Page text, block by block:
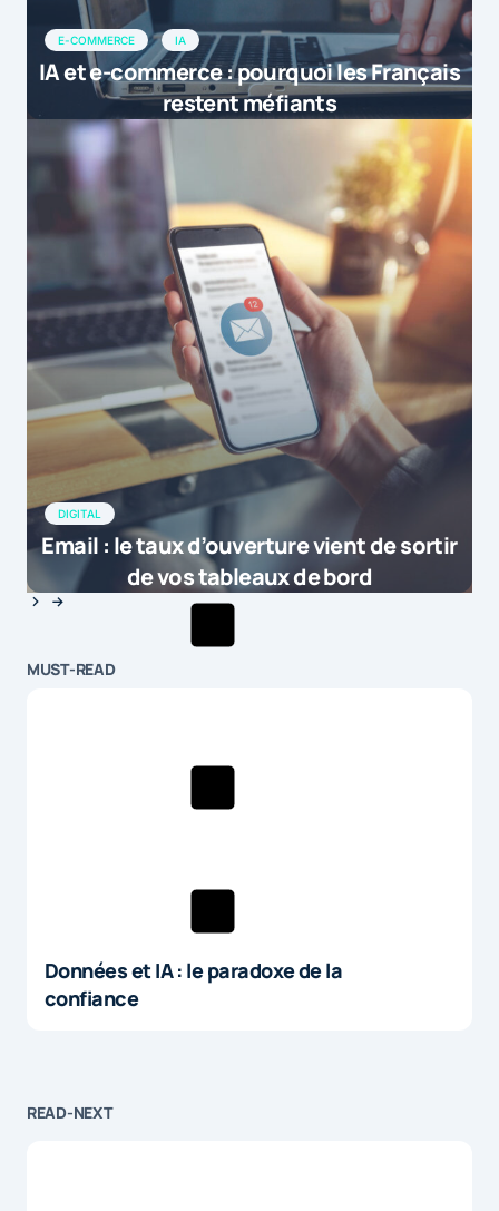
E-COMMERCE IA
IA et e-commerce : pourquoi les Français
restent méfiants
DIGITAL
Email : le taux d’ouverture vient de sortir
de vos tableaux de bord
MUST-READ
Données et IA : le paradoxe de la
confiance
READ-NEXT